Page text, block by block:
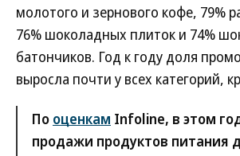
молотого и зернового кофе, 79%
76% шоколадных плиток и 74%
батончиков. Год к году доля
выросла почти у всех категорий,
По оценкам Infoline, в этом
продажи продуктов питания